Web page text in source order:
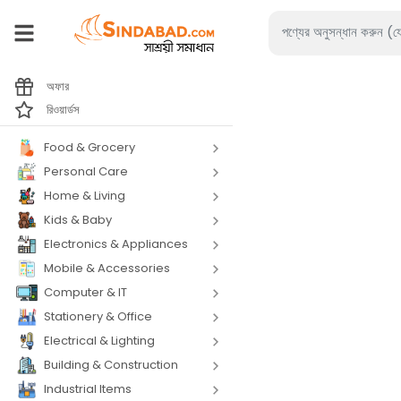
অফার
রিওয়ার্ডস
Food & Grocery
Personal Care
Home & Living
Kids & Baby
Electronics & Appliances
Mobile & Accessories
Computer & IT
Stationery & Office
Electrical & Lighting
Building & Construction
Industrial Items